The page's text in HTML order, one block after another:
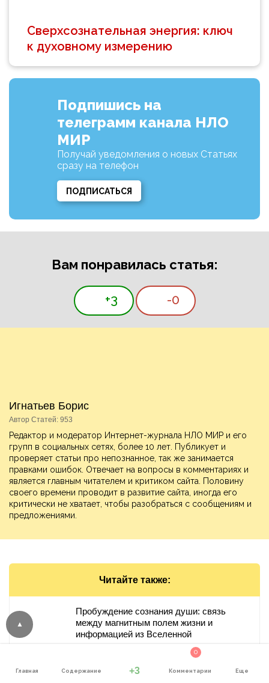
Сверхсознательная энергия: ключ
к духовному измерению
Подпишись на
телеграмм канала НЛО
МИР
Получай уведомления о новых Статьях
сразу на телефон
ПОДПИСАТЬСЯ
Вам понравилась статья:
+3 -0
Игнатьев Борис
Автор Статей: 953
Редактор и модератор Интернет-журнала НЛО МИР и его
групп в социальных сетях, более 10 лет. Публикует и
проверяет статьи про непознанное, так же занимается
правками ошибок. Отвечает на вопросы в комментариях и
является главным читателем и критиком сайта. Половину
своего времени проводит в развитие сайта, иногда его
критически не хватает, чтобы разобраться с сообщениям и
предложениями.
Читайте также:
Пробуждение сознания души: связь
между магнитным полем жизни и
информацией из Вселенной
Состояние ума определяет Судьбу: путь
Главная Содержание +3 Комментарии
0
Еще